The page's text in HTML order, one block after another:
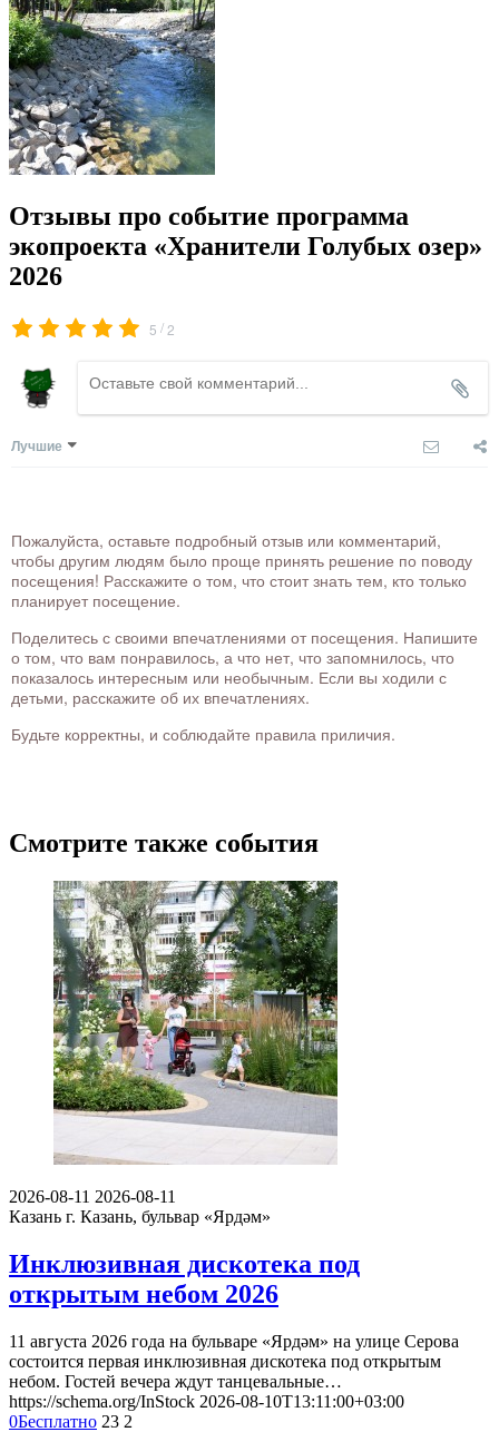
Отзывы про событие программа
экопроекта «Хранители Голубых озер»
2026
5 /2
Лучшие
Пожалуйста, оставьте подробный отзыв или комментарий,
чтобы другим людям было проще принять решение по поводу
посещения! Расскажите о том, что стоит знать тем, кто только
планирует посещение.
Поделитесь с своими впечатлениями от посещения. Напишите
о том, что вам понравилось, а что нет, что запомнилось, что
показалось интересным или необычным. Если вы ходили с
детьми, расскажите об их впечатлениях.
Будьте корректны, и соблюдайте правила приличия.
Смотрите также события
2026-08-11 2026-08-11
Казань г. Казань, бульвар «Ярдәм»
Инклюзивная дискотека под
открытым небом 2026
11 августа 2026 года на бульваре «Ярдәм» на улице Серова
состоится первая инклюзивная дискотека под открытым
небом. Гостей вечера ждут танцевальные…
https://schema.org/InStock 2026-08-10T13:11:00+03:00
0Бесплатно 23 2